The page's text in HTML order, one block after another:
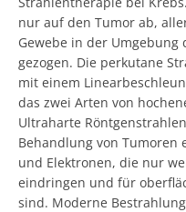
nur auf den Tumor ab,
Gewebe in der
gezogen. Die perkutane
mit einem
das zwei Arten von
Ultraharte
Behandlung von Tumoren
und Elektronen, die nur
eindringen und für
sind. Moderne